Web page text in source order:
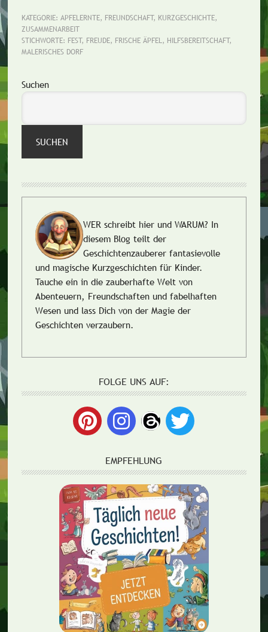
KATEGORIE: APFELERNTE, FREUNDSCHAFT, KURZGESCHICHTE,
ZUSAMMENARBEIT
STICHWORTE: FEST, FREUDE, FRISCHE ÄPFEL, HILFSBEREITSCHAFT,
MALERISCHES DORF
Seitenspalte
Suchen
SUCHEN
WER schreibt hier und WARUM? In
diesem Blog teilt der
Geschichtenzauberer fantasievolle
und magische Kurzgeschichten für Kinder.
Tauche ein in die zauberhafte Welt von
Abenteuern, Freundschaften und fabelhaften
Wesen und lass Dich von der Magie der
Geschichten verzaubern.
FOLGE UNS AUF:
EMPFEHLUNG